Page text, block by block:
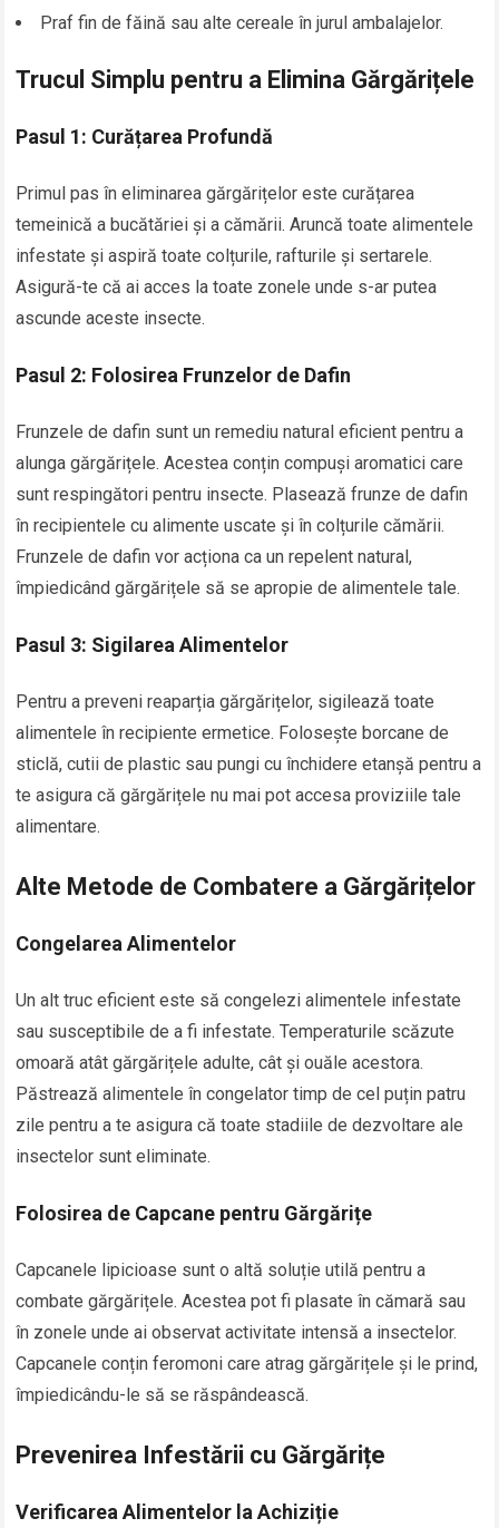
Praf fin de făină sau alte cereale în jurul ambalajelor.
Trucul Simplu pentru a Elimina Gărgărițele
Pasul 1: Curățarea Profundă
Primul pas în eliminarea gărgărițelor este curățarea
temeinică a bucătăriei și a cămării. Aruncă toate alimentele
infestate și aspiră toate colțurile, rafturile și sertarele.
Asigură-te că ai acces la toate zonele unde s-ar putea
ascunde aceste insecte.
Pasul 2: Folosirea Frunzelor de Dafin
Frunzele de dafin sunt un remediu natural eficient pentru a
alunga gărgărițele. Acestea conțin compuși aromatici care
sunt respingători pentru insecte. Plasează frunze de dafin
în recipientele cu alimente uscate și în colțurile cămării.
Frunzele de dafin vor acționa ca un repelent natural,
împiedicând gărgărițele să se apropie de alimentele tale.
Pasul 3: Sigilarea Alimentelor
Pentru a preveni reaparția gărgărițelor, sigilează toate
alimentele în recipiente ermetice. Folosește borcane de
sticlă, cutii de plastic sau pungi cu închidere etanșă pentru a
te asigura că gărgărițele nu mai pot accesa proviziile tale
alimentare.
Alte Metode de Combatere a Gărgărițelor
Congelarea Alimentelor
Un alt truc eficient este să congelezi alimentele infestate
sau susceptibile de a fi infestate. Temperaturile scăzute
omoară atât gărgărițele adulte, cât și ouăle acestora.
Păstrează alimentele în congelator timp de cel puțin patru
zile pentru a te asigura că toate stadiile de dezvoltare ale
insectelor sunt eliminate.
Folosirea de Capcane pentru Gărgărițe
Capcanele lipicioase sunt o altă soluție utilă pentru a
combate gărgărițele. Acestea pot fi plasate în cămară sau
în zonele unde ai observat activitate intensă a insectelor.
Capcanele conțin feromoni care atrag gărgărițele și le prind,
împiedicându-le să se răspândească.
Prevenirea Infestării cu Gărgărițe
Verificarea Alimentelor la Achiziție